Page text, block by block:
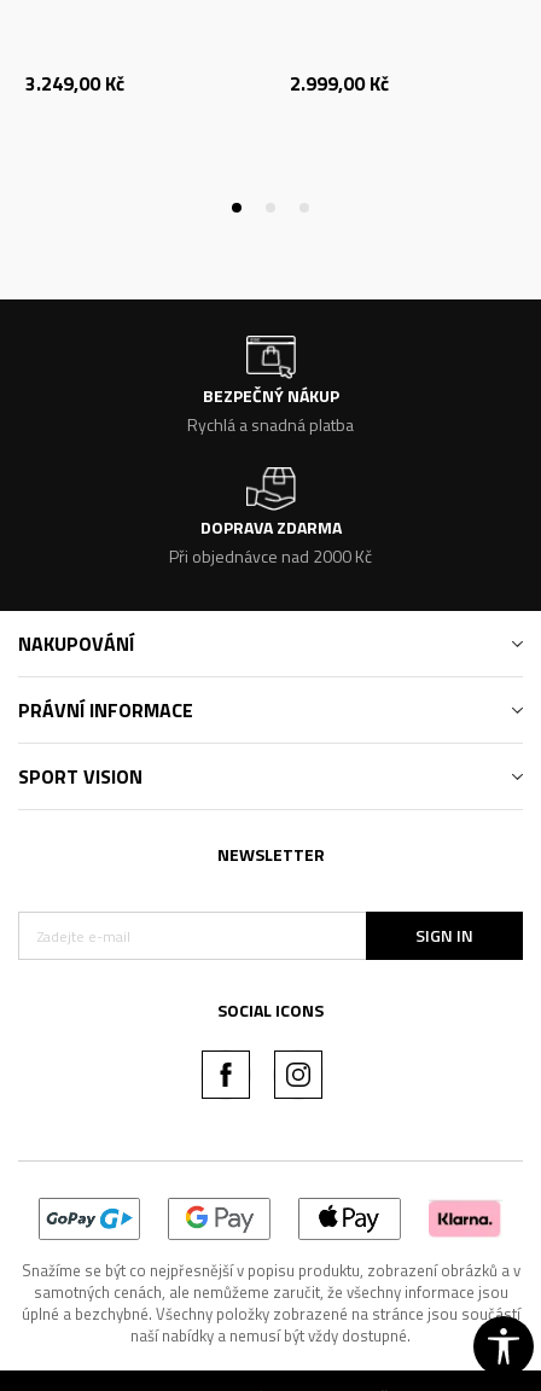
3.249,00 Kč 2.999,00 Kč
BEZPEČNÝ NÁKUP
Rychlá a snadná platba
DOPRAVA ZDARMA
Při objednávce nad 2000 Kč
NAKUPOVÁNÍ
PRÁVNÍ INFORMACE
SPORT VISION
NEWSLETTER
SIGN IN
SOCIAL ICONS
Snažíme se být co nejpřesnější v popisu produktu, zobrazení obrázků a v
samotných cenách, ale nemůžeme zaručit, že všechny informace jsou
úplné a bezchybné. Všechny položky zobrazené na stránce jsou součástí
naší nabídky a nemusí být vždy dostupné.